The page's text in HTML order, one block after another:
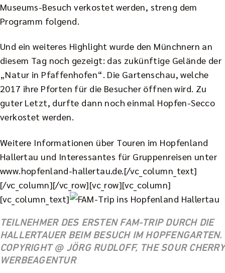
Museums-Besuch verkostet werden, streng dem
Programm folgend.
Und ein weiteres Highlight wurde den Münchnern an
diesem Tag noch gezeigt: das zukünftige Gelände der
„Natur in Pfaffenhofen“. Die Gartenschau, welche
2017 ihre Pforten für die Besucher öffnen wird. Zu
guter Letzt, durfte dann noch einmal Hopfen-Secco
verkostet werden.
Weitere Informationen über Touren im Hopfenland
Hallertau und Interessantes für Gruppenreisen unter
www.hopfenland-hallertau.de.[/vc_column_text]
[/vc_column][/vc_row][vc_row][vc_column]
[vc_column_text]
TEILNEHMER DES ERSTEN FAM-TRIP DURCH DIE
HALLERTAUER BEIM BESUCH IM HOPFENGARTEN.
COPYRIGHT @ JÖRG RUDLOFF, THE SOUR CHERRY
WERBEAGENTUR